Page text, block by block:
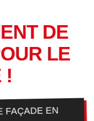
DE
LE
!
FAÇADE EN